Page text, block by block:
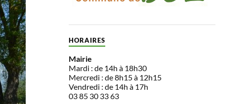
HORAIRES
Mairie
Mardi : de 14h à 18h30
Mercredi : de 8h15 à 12h15
Vendredi : de 14h à 17h
03 85 30 33 63